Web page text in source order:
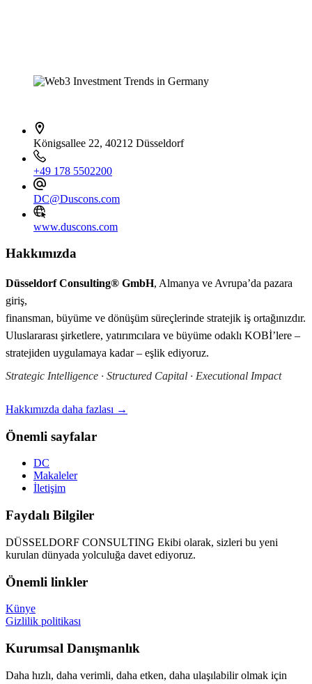
Königsallee 22, 40212 Düsseldorf
+49 178 5502200
DC@Duscons.com
www.duscons.com
Hakkımızda
Düsseldorf Consulting® GmbH, Almanya ve Avrupa’da pazara
giriş,
finansman, büyüme ve dönüşüm süreçlerinde stratejik iş ortağınızdır.
Uluslararası şirketlere, yatırımcılara ve büyüme odaklı KOBİ’lere –
stratejiden uygulamaya kadar – eşlik ediyoruz.
Strategic Intelligence · Structured Capital · Executional Impact
Hakkımızda daha fazlası →
Önemli sayfalar
DC
Makaleler
İletişim
Faydalı Bilgiler
DÜSSELDORF CONSULTING Ekibi olarak, sizleri bu yeni
kurulan dünyada yolculuğa davet ediyoruz.
Önemli linkler
Künye
Gizlilik politikası
Kurumsal Danışmanlık
Daha hızlı, daha verimli, daha etken, daha ulaşılabilir olmak için